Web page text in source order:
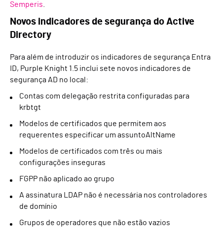
Semperis
Novos indicadores de segurança do Active
Directory
Para além de introduzir os indicadores de segurança Entra
ID, Purple Knight 1.5 inclui sete novos indicadores de
segurança AD no local:
Contas com delegação restrita configuradas para
krbtgt
Modelos de certificados que permitem aos
requerentes especificar um assuntoAltName
Modelos de certificados com três ou mais
configurações inseguras
FGPP não aplicado ao grupo
A assinatura LDAP não é necessária nos controladores
de domínio
Grupos de operadores que não estão vazios